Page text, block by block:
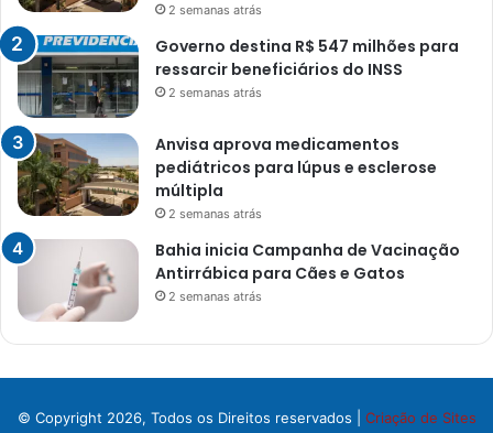
2 semanas atrás
Governo destina R$ 547 milhões para
ressarcir beneficiários do INSS
2 semanas atrás
Anvisa aprova medicamentos
pediátricos para lúpus e esclerose
múltipla
2 semanas atrás
Bahia inicia Campanha de Vacinação
Antirrábica para Cães e Gatos
2 semanas atrás
© Copyright 2026, Todos os Direitos reservados | Criação de Sites